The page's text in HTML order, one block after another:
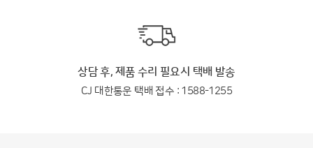
상담 후, 제품 수리 필요시 택배 발송
CJ 대한통운 택배 접수 : 1588-1255